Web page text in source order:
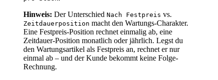
Hinweis: Der Unterschied Nach Festpreis vs.
Zeitdauerposition macht den Wartungs-Charakter.
Eine Festpreis-Position rechnet einmalig ab, eine
Zeitdauer-Position monatlich oder jährlich. Legst du
den Wartungsartikel als Festpreis an, rechnet er nur
einmal ab – und der Kunde bekommt keine Folge-
Rechnung.